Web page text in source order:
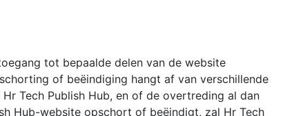
tot bepaalde delen van de website
of beëindiging hangt af van verschillende
Tech Publish Hub, en of de overtreding al dan
Hub-website opschort of beëindigt, zal Hr Tech